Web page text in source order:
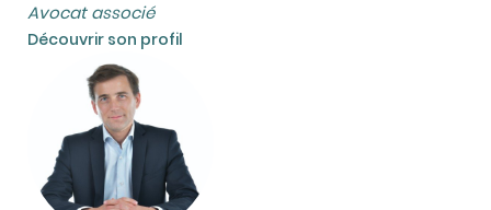
Avocat associé
Découvrir son profil